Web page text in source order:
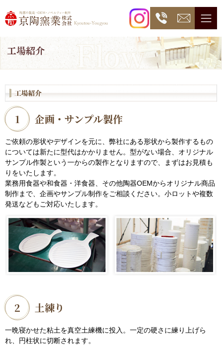
ご依頼の形状やデザインを元に、弊社にある形状から製作するもの
については新たに型代はかかりません。型がない場合、オリジナル
サンプル作製という一からの製作となりますので、まずはお見積も
りをいたします。
業務用食器や和食器・洋食器、その他陶器OEMからオリジナル商品
制作まで、企画やサンプル制作をご相談ください。小ロットや複数
発送などもご対応いたします。
1 企画・サンプル製作
一晩寝かせた粘土を真空土練機に投入。一定の硬さに練り上げら
れ、円柱状に切断されます。
2 土練り